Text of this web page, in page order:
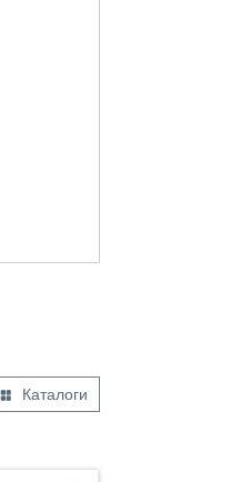
Каталоги